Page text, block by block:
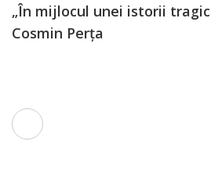
„În mijlocul unei istorii
Cosmin Perța